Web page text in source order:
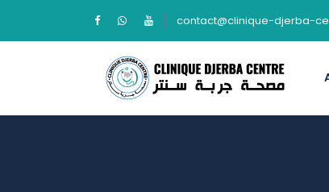
contact@clinique-djerba-